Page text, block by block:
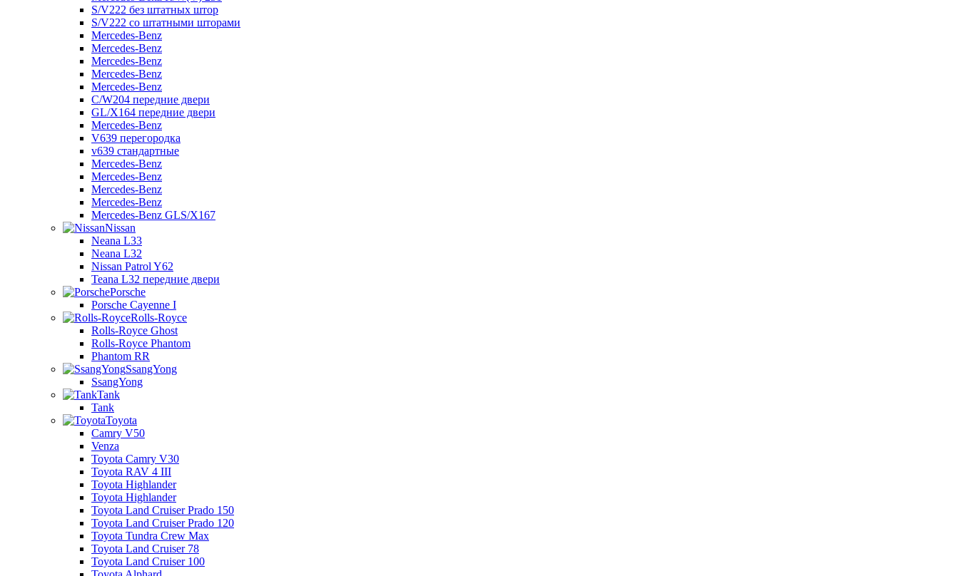
S/V222 без штатных штор
S/V222 со штатными шторами
Mercedes-Benz
Mercedes-Benz
Mercedes-Benz
Mercedes-Benz
Mercedes-Benz
C/W204 передние двери
GL/X164 передние двери
Mercedes-Benz
V639 перегородка
v639 стандартные
Mercedes-Benz
Mercedes-Benz
Mercedes-Benz
Mercedes-Benz
Mercedes-Benz GLS/X167
Nissan
Neana L33
Neana L32
Nissan Patrol Y62
Teana L32 передние двери
Porsche
Porsche Cayenne I
Rolls-Royce
Rolls-Royce Ghost
Rolls-Royce Phantom
Phantom RR
SsangYong
SsangYong
Tank
Tank
Toyota
Camry V50
Venza
Toyota Camry V30
Toyota RAV 4 III
Toyota Highlander
Toyota Highlander
Toyota Land Cruiser Prado 150
Toyota Land Cruiser Prado 120
Toyota Tundra Crew Max
Toyota Land Cruiser 78
Toyota Land Cruiser 100